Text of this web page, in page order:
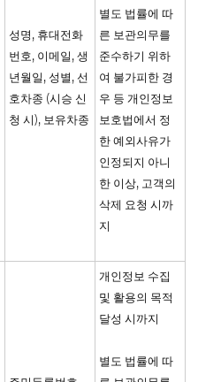
성명, 휴대전화
번호, 이메일, 생
년월일, 성별, 선
호차종 (시승 신
청 시), 보유차종
별도 법률에 따
른 보관의무를
준수하기 위하
여 불가피한 경
우 등 개인정보
보호법에서 정
한 예외사유가
인정되지 아니
한 이상, 고객의
삭제 요청 시까
지
개인정보 수집
및 활용의 목적
달성 시까지
별도 법률에 따